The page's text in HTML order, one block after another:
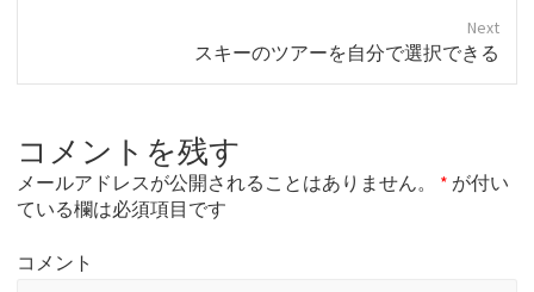
o
p
o
s
Next
p
t
スキーのツアーを自分で選択できる
コメントを残す
メールアドレスが公開されることはありません。 * が付い
ている欄は必須項目です
コメント